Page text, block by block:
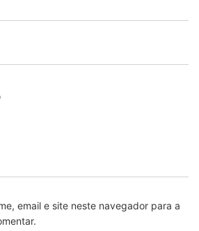
email e site neste navegador para a